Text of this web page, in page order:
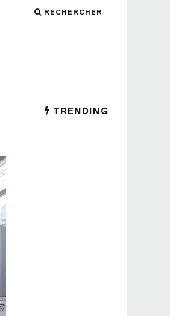
RECHERCHER
TRENDING